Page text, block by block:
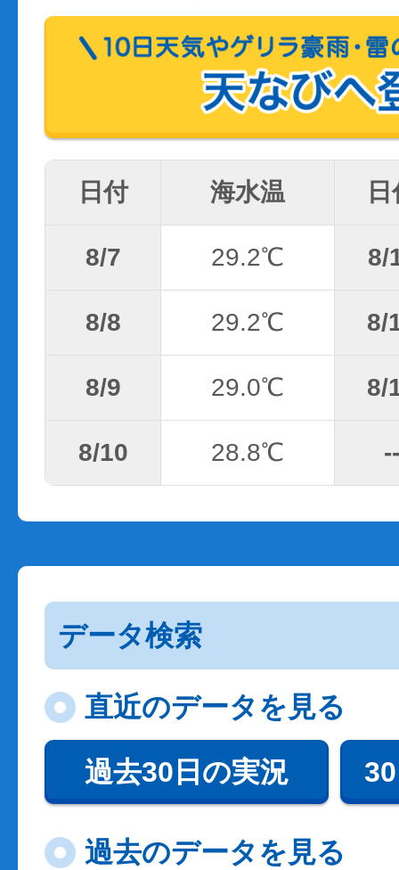
日付 海水温
8/7 29.2℃ 8/
8/8 29.2℃ 8/
8/9 29.0℃ 8/
8/10 28.8℃ --
データ検索
直近のデータを見る
過去30日の実況
過去のデータを見る